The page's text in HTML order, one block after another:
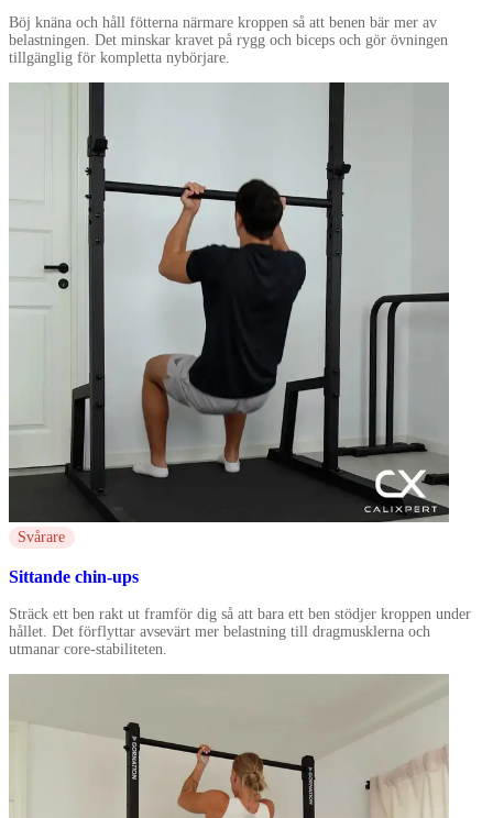
Böj knäna och håll fötterna närmare kroppen så att benen bär mer av
belastningen. Det minskar kravet på rygg och biceps och gör övningen
tillgänglig för kompletta nybörjare.
Svårare
Sittande chin-ups
Sträck ett ben rakt ut framför dig så att bara ett ben stödjer kroppen under
hållet. Det förflyttar avsevärt mer belastning till dragmusklerna och
utmanar core-stabiliteten.